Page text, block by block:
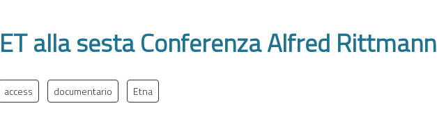
alla sesta Conferenza Alfred Rittmann
access documentario Etna